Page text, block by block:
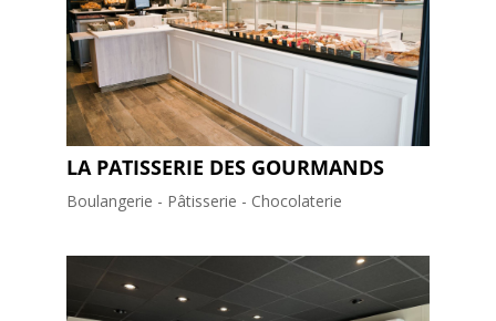
LA PATISSERIE DES GOURMANDS
Boulangerie - Pâtisserie - Chocolaterie